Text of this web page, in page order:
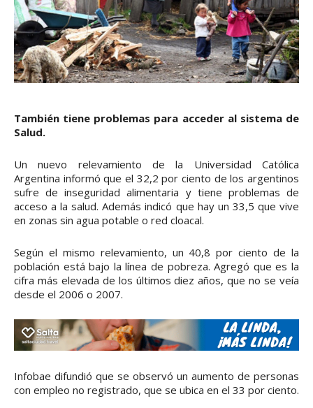
También tiene problemas para acceder al sistema de
Salud.
Un nuevo relevamiento de la Universidad Católica
Argentina informó que el 32,2 por ciento de los argentinos
sufre de inseguridad alimentaria y tiene problemas de
acceso a la salud. Además indicó que hay un 33,5 que vive
en zonas sin agua potable o red cloacal.
Según el mismo relevamiento, un 40,8 por ciento de la
población está bajo la línea de pobreza. Agregó que es la
cifra más elevada de los últimos diez años, que no se veía
desde el 2006 o 2007.
Infobae difundió que se observó un aumento de personas
con empleo no registrado, que se ubica en el 33 por ciento.